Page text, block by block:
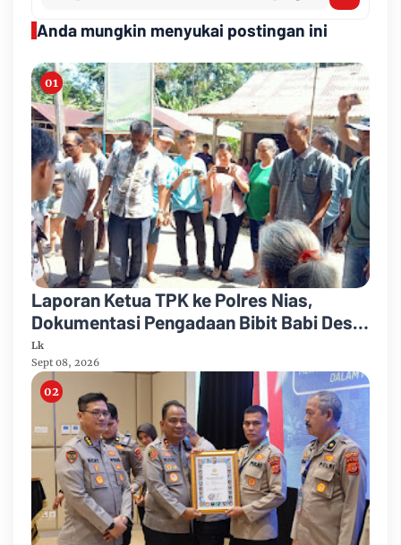
Anda mungkin menyukai postingan ini
Laporan Ketua TPK ke Polres Nias,
Dokumentasi Pengadaan Bibit Babi Desa
Ononazara Jadi Sorotan
Lk
Sept 08, 2026